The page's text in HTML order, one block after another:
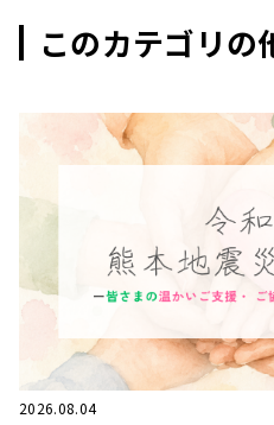
このカテゴリの
2026.08.04